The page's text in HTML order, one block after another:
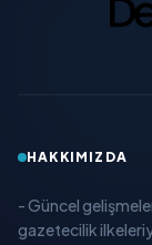
HAKKIMIZDA
- Güncel
gazetecilik